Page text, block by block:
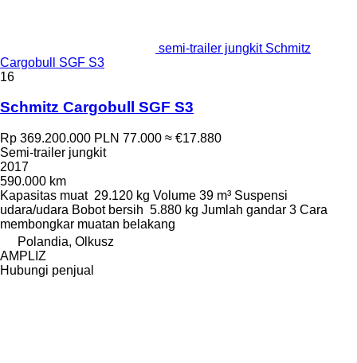
semi-trailer jungkit Schmitz
Cargobull SGF S3
16
Schmitz Cargobull SGF S3
Rp 369.200.000 PLN 77.000 ≈ €17.880
Semi-trailer jungkit
2017
590.000 km
Kapasitas muat 29.120 kg Volume 39 m³ Suspensi
udara/udara Bobot bersih 5.880 kg Jumlah gandar 3 Cara
membongkar muatan belakang
Polandia, Olkusz
AMPLIZ
Hubungi penjual